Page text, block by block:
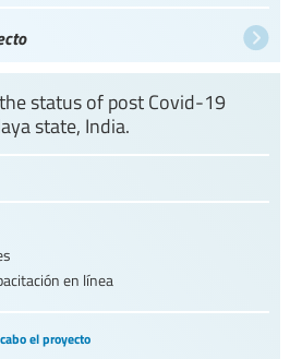
status of post Covid-19
state, India.
en línea
el proyecto